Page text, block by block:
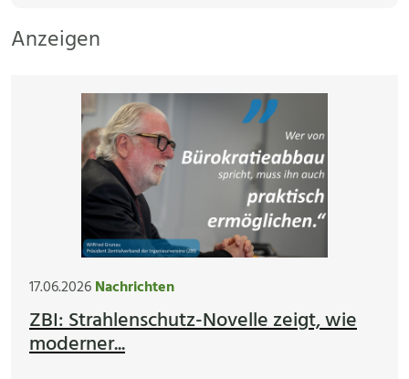
Anzeigen
17.06.2026Nachrichten
ZBI: Strahlenschutz-Novelle zeigt, wie
moderner...